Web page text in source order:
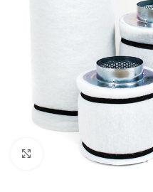
Click to enlarge